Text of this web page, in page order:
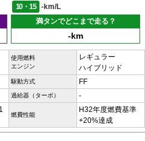
10・15
-km/L
満タンでどこまで走る？
-km
使用燃料
エンジン
レギュラー
ハイブリッド
駆動方式 FF
過給器（ターボ） -
燃費性能
H32年度燃費基準
+20%達成